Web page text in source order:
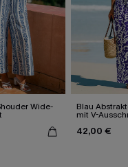
Wide- Blau
mit V-
42,00 €